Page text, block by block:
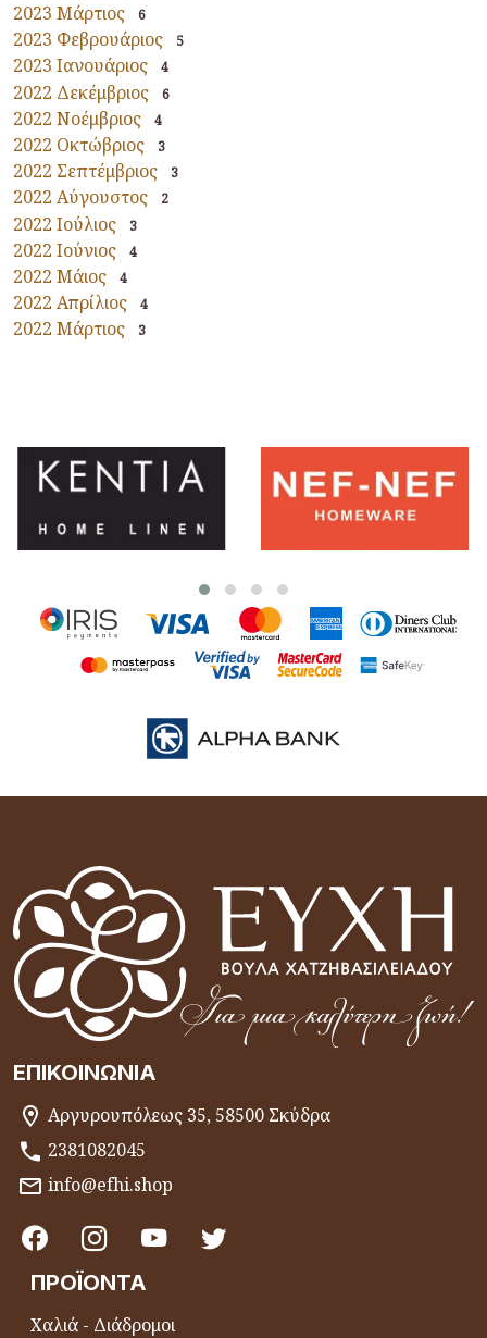
2023 Μάρτιος 6
2023 Φεβρουάριος 5
2023 Ιανουάριος 4
2022 Δεκέμβριος 6
2022 Νοέμβριος 4
2022 Οκτώβριος 3
2022 Σεπτέμβριος 3
2022 Αύγουστος 2
2022 Ιούλιος 3
2022 Ιούνιος 4
2022 Μάιος 4
2022 Απρίλιος 4
2022 Μάρτιος 3
ΕΠΙΚΟΙΝΩΝΊΑ
Αργυρουπόλεως 35, 58500 Σκύδρα
2381082045
info@efhi.shop
ΠΡΟΪΌΝΤΑ
Χαλιά - Διάδρομοι